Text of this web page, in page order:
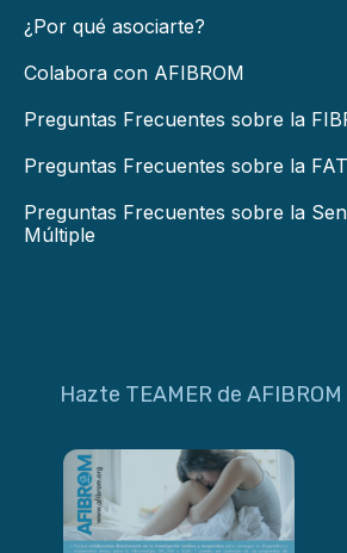
¿Por qué asociarte?
Colabora con AFIBROM
Preguntas Frecuentes sobre la
Preguntas Frecuentes sobre la
Preguntas Frecuentes sobre la
Múltiple
Hazte TEAMER de AFIBROM